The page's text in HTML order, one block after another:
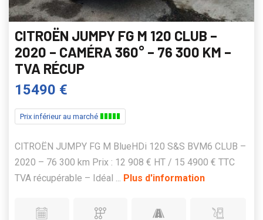
CITROËN JUMPY FG M 120 CLUB –
2020 – CAMÉRA 360° – 76 300 KM –
TVA RÉCUP
15490 €
Prix inférieur au marché
CITROËN JUMPY FG M BlueHDi 120 S&S BVM6 CLUB –
2020 – 76 300 km Prix : 12 908 € HT / 15 4900 € TTC
TVA récupérable – Idéal ... Plus d'information